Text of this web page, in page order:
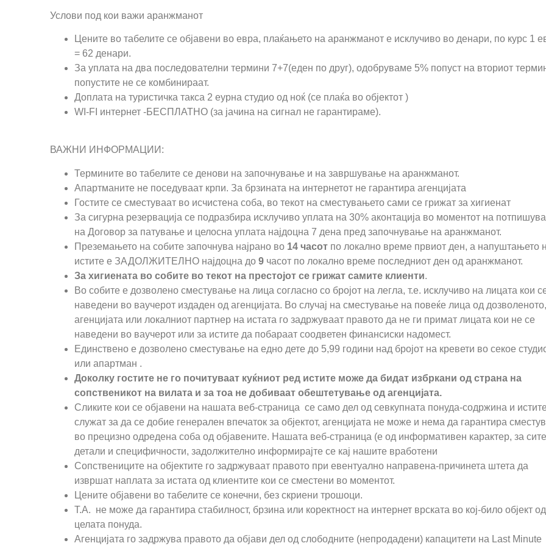
Услови под кои важи аранжманот
Цените во табелите се објавени во евра, плаќањето на аранжманот е исклучиво во денари, по курс 1
= 62 денари.
За уплата на два последователни термини 7+7(еден по друг), одобруваме 5% попуст на вториот
попустите не се комбинираат.
Доплата на туристичка такса 2 еурна студио од ноќ (се плаќа во објектот )
WI-FI интернет -БЕСПЛАТНО (за јачина на сигнал не гарантираме).
ВАЖНИ ИНФОРМАЦИИ:
Термините во табелите се денови на започнување и на завршување на аранжманот.
Апартманите не поседуваат крпи. За брзината на интернетот не гарантира агенцијата
Гостите се сместуваат во исчистена соба, во текот на сместувањето сами се грижат за хигиенат
За сигурна резервација се подразбира исклучиво уплата на 30% аконтација во моментот на
на Договор за патување и целосна уплата најдоцна 7 дена пред започнување на аранжманот.
Преземањето на собите започнува најрано во 14 часот по локално време првиот ден, а напуштањето
истите е ЗАДОЛЖИТЕЛНО најдоцна до 9 часот по локално време последниот ден од аранжманот.
За хигиената во собите во текот на престојот се грижат самите клиенти.
Во собите е дозволено сместување на лица согласно со бројот на легла, т.е. исклучиво на лицата кои
наведени во ваучерот издаден од агенцијата. Во случај на сместување на повеќе лица од дозволеното,
агенцијата или локалниот партнер на истата го задржуваат правото да не ги примат лицата кои не се
наведени во ваучерот или за истите да побараат соодветен финансиски надомест.
Единствено е дозволено сместување на едно дете до 5,99 години над бројот на кревети во секое
или апартман .
Доколку гостите не го почитуваат куќниот ред истите може да бидат избркани од страна на
сопственикот на вилата и за тоа не добиваат обештетување од агенцијата.
Сликите кои се објавени на нашата веб-страница се само дел од севкупната понуда-содржина и истите
служат за да се добие генерален впечаток за објектот, агенцијата не може и нема да гарантира
во прецизно одредена соба од објавените. Нашата веб-страница (е од информативен карактер, за сите
детали и специфичности, задолжително информирајте се кај нашите вработени
Сопствениците на објектите го задржуваат правото при евентуално направена-причинета штета да
извршат наплата за истата од клиентите кои се сместени во моментот.
Цените објавени во табелите се конечни, без скриени трошоци.
Т.А. не може да гарантира стабилност, брзина или коректност на интернет врската во кој-било објект од
целата понуда.
Агенцијата го задржува правото да објави дел од слободните (непродадени) капацитети на Last Minute